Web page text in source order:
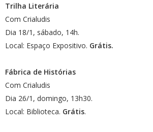
Trilha Literária
Com Crialudis
Dia 18/1, sábado, 14h.
Local: Espaço Expositivo. Grátis.
Fábrica de Histórias
Com Crialudis
Dia 26/1, domingo, 13h30.
Local: Biblioteca. Grátis.